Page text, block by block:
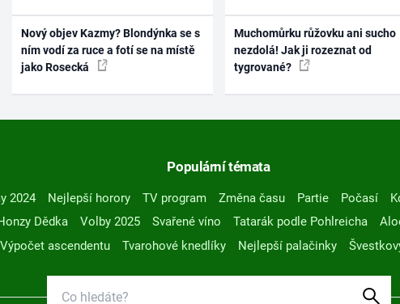
Nový objev Kazmy? Blondýnka se s
ním vodí za ruce a fotí se na místě
jako Rosecká
Muchomůrku růžovku ani sucho
nezdolá! Jak ji rozeznat od
tygrované?
Populární témata
2024 Nejlepší horory TV program Změna času Partie Počasí
Dědka Volby 2025 Svařené víno Tatarák podle Pohlreicha
Výpočet ascendentu
Tvarohové knedlíky Nejlepší palačinky